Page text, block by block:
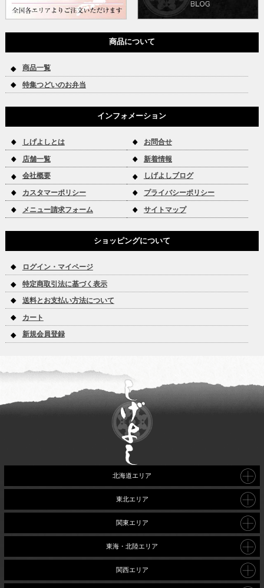
商品について
商品一覧
特集つどいのお弁当
インフォメーション
しげよしとは お問合せ
店舗一覧 新着情報
会社概要 しげよしブログ
カスタマーポリシー プライバシーポリシー
メニュー請求フォーム サイトマップ
ショッピングについて
ログイン・マイページ
特定商取引法に基づく表示
送料とお支払い方法について
カート
新規会員登録
北海道エリア
東北エリア
関東エリア
東海・北陸エリア
関西エリア